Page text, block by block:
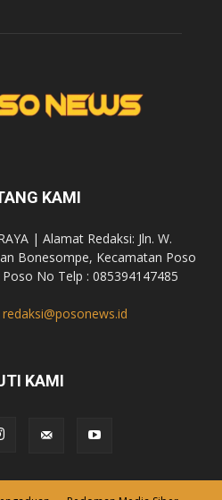
KAMI
| Alamat Redaksi: Jln. W.
Bonesompe, Kecamatan Poso
No Telp : 085394147485
redaksi@posonews.id
KAMI